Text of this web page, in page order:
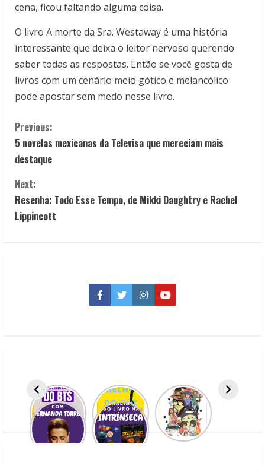
cena, ficou faltando alguma coisa.
O livro A morte da Sra. Westaway é uma história
interessante que deixa o leitor nervoso querendo
saber todas as respostas. Então se você gosta de
livros com um cenário meio gótico e melancólico
pode apostar sem medo nesse livro.
C
o
n
t
Previous:
5 novelas mexicanas da Televisa que mereciam mais
destaque
Next:
Resenha: Todo Esse Tempo, de Mikki Daughtry e Rachel
Lippincott
Facebook
TwitterInstagramYouTube